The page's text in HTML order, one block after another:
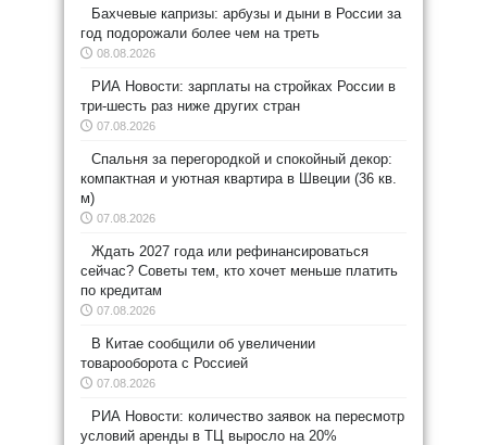
Бахчевые капризы: арбузы и дыни в России за
год подорожали более чем на треть
08.08.2026
РИА Новости: зарплаты на стройках России в
три-шесть раз ниже других стран
07.08.2026
Спальня за перегородкой и спокойный декор:
компактная и уютная квартира в Швеции (36 кв.
м)
07.08.2026
Ждать 2027 года или рефинансироваться
сейчас? Советы тем, кто хочет меньше платить
по кредитам
07.08.2026
В Китае сообщили об увеличении
товарооборота с Россией
07.08.2026
РИА Новости: количество заявок на пересмотр
условий аренды в ТЦ выросло на 20%